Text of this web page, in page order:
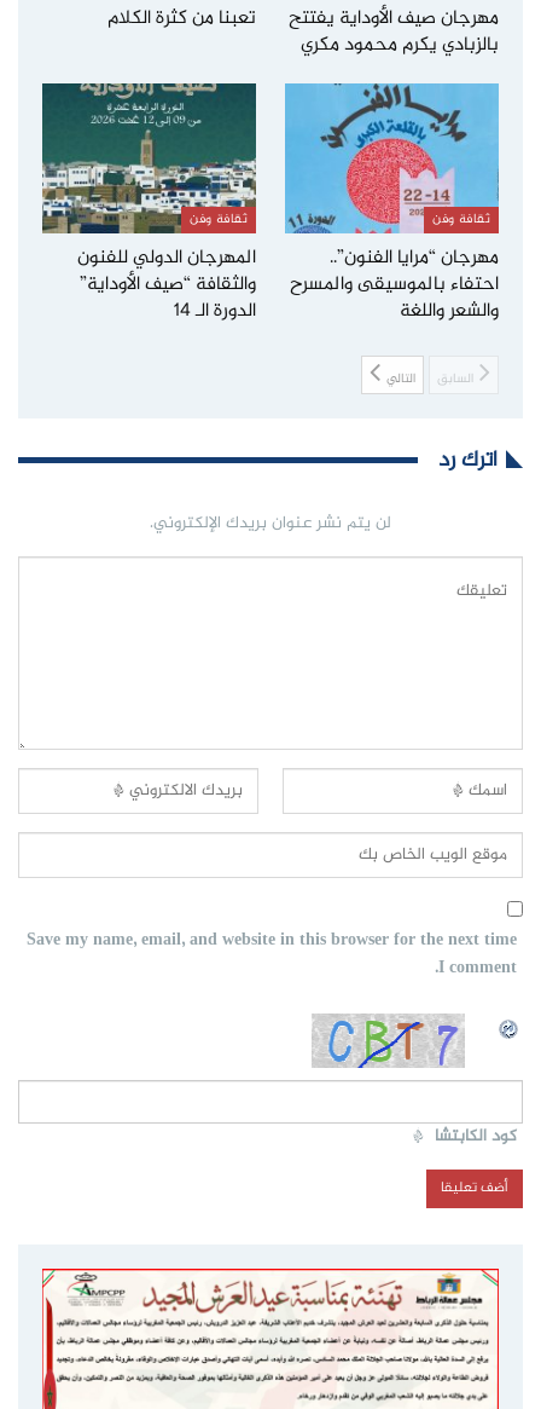
مهرجان صيف الأوداية يفتتح
بالزبادي يكرم محمود مكري
تعبنا من كثرة الكلام
ثقافة وفن
مهرجان “مرايا الفنون”..
احتفاء بالموسيقى والمسرح
والشعر واللغة
ثقافة وفن
المهرجان الدولي للفنون
والثقافة “صيف الأوداية”
الدورة الـ 14
السابق التالي
اترك رد
لن يتم نشر عنوان بريدك الإلكتروني.
Save my name, email, and website in this browser for the next time
I comment.
كود الكابتشا *